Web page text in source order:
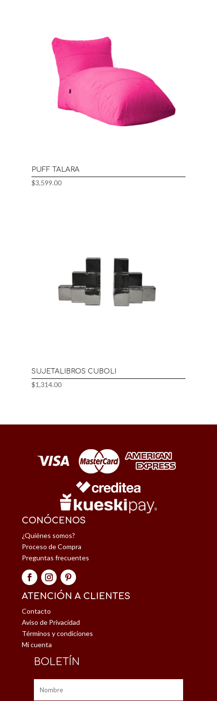
PUFF TALARA
$3,599.00
SUJETALIBROS CUBOLI
$1,314.00
CONÓCENOS
¿Quiénes somos?
Proceso de Compra
Preguntas frecuentes
ATENCIÓN A CLIENTES
Contacto
Aviso de Privacidad
Términos y condiciones
Mi cuenta
BOLETÍN